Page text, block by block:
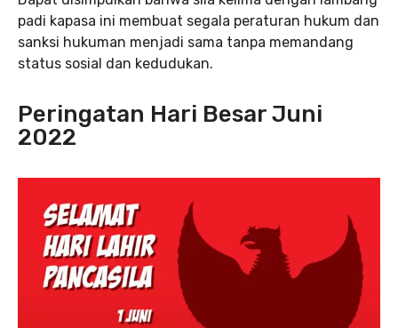
padi kapasa ini membuat segala peraturan hukum dan
sanksi hukuman menjadi sama tanpa memandang
status sosial dan kedudukan.
Peringatan Hari Besar Juni
2022